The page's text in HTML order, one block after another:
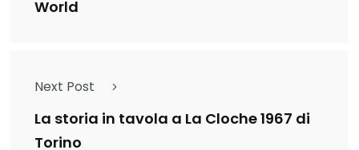
World
Next Post
La storia in tavola a La Cloche 1967 di
Torino